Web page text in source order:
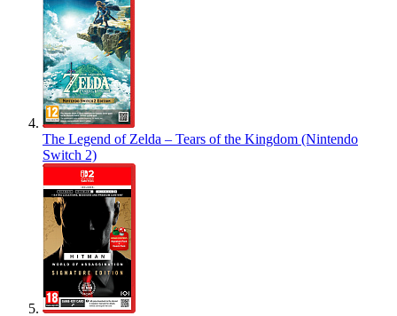
The Legend of Zelda – Tears of the Kingdom (Nintendo
Switch 2)